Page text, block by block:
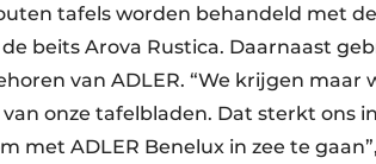
tafels worden behandeld met
beits Arova Rustica. Daarnaast
van ADLER. “We krijgen
onze tafelbladen. Dat sterkt ons
met ADLER Benelux in zee te